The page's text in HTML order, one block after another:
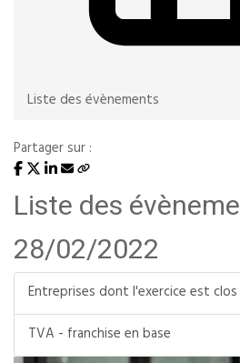
Liste des évènements
Partager sur :
Liste des
28/02/2022
Entreprises dont l'exercice est
TVA - franchise en base